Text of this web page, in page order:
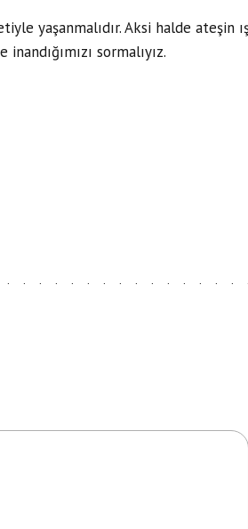
yaşanmalıdır. Aksi halde ateşin
sormalıyız.